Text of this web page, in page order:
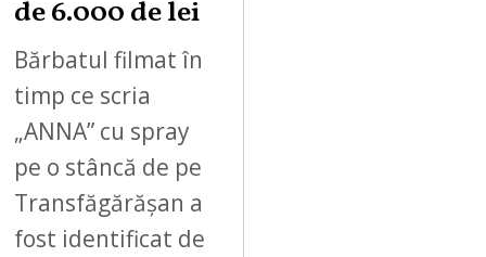
de 6.000 de lei
Bărbatul filmat în
timp ce scria
„ANNA” cu spray
pe o stâncă de pe
Transfăgărășan a
fost identificat de